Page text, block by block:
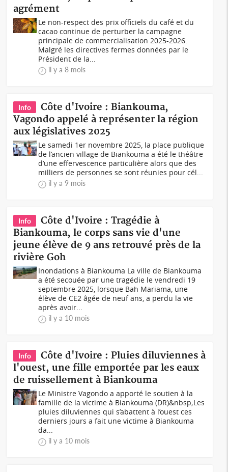
agrément
Le non-respect des prix officiels du café et du
cacao continue de perturber la campagne
principale de commercialisation 2025-2026.
Malgré les directives fermes données par le
Président de la...
il y a 8 mois
Info
Côte d'Ivoire : Biankouma,
Vagondo appelé à représenter la région
aux législatives 2025
Le samedi 1er novembre 2025, la place publique
de l’ancien village de Biankouma a été le théâtre
d’une effervescence particulière alors que des
milliers de personnes se sont réunies pour cél...
il y a 9 mois
Info
Côte d'Ivoire : Tragédie à
Biankouma, le corps sans vie d'une
jeune élève de 9 ans retrouvé près de la
rivière Goh
Inondations à Biankouma La ville de Biankouma
a été secouée par une tragédie le vendredi 19
septembre 2025, lorsque Bah Mariama, une
élève de CE2 âgée de neuf ans, a perdu la vie
après avoir...
il y a 10 mois
Info
Côte d'Ivoire : Pluies diluviennes à
l'ouest, une fille emportée par les eaux
de ruissellement à Biankouma
Le Ministre Vagondo a apporté le soutien à la
famille de la victime à Biankouma (DR)&nbsp;Les
pluies diluviennes qui s’abattent à l’ouest ces
derniers jours a fait une victime à Biankouma
da...
il y a 10 mois